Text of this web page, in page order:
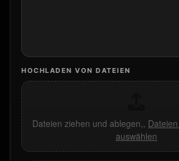
HOCHLADEN VON DATEIEN
Dateien ziehen und ablegen,,
auswählen